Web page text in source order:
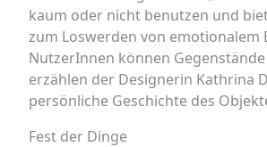
kaum oder nicht benutzen und
zum Loswerden von emotionalem
NutzerInnen können
erzählen der Designerin Kathrina
persönliche Geschichte des
Fest der Dinge